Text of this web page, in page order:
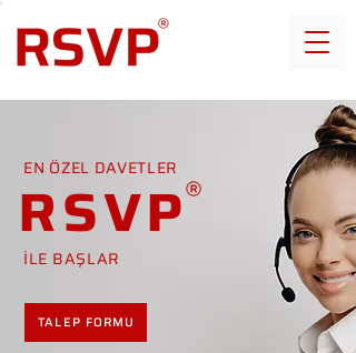
EN ÖZEL DAVETLER
RSVP
İLE BAŞLAR
TALEP FORMU